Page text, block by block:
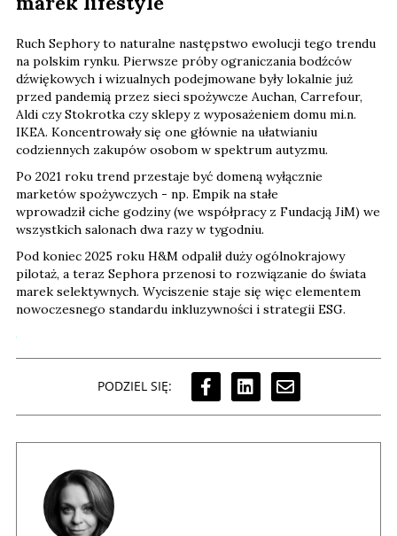
Ruch Sephory to naturalne następstwo ewolucji tego trendu
na polskim rynku. Pierwsze próby ograniczania bodźców
dźwiękowych i wizualnych podejmowane były lokalnie już
przed pandemią przez sieci spożywcze Auchan, Carrefour,
Aldi czy Stokrotka czy sklepy z wyposażeniem domu mi.n.
IKEA. Koncentrowały się one głównie na ułatwianiu
codziennych zakupów osobom w spektrum autyzmu.
Po 2021 roku trend przestaje być domeną wyłącznie
marketów spożywczych - np. Empik na stałe
wprowadził ciche godziny (we współpracy z Fundacją JiM) we
wszystkich salonach dwa razy w tygodniu.
Pod koniec 2025 roku H&M odpalił duży ogólnokrajowy
pilotaż, a teraz Sephora przenosi to rozwiązanie do świata
marek selektywnych. Wyciszenie staje się więc elementem
nowoczesnego standardu inkluzywności i strategii ESG.
PODZIEL SIĘ: